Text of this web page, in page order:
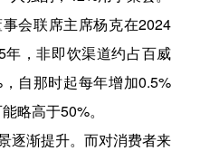
会联席主席杨克在2024
，非即饮渠道约占百威
自那时起每年增加0.5%
略高于50%。
逐渐提升。而对消费者来